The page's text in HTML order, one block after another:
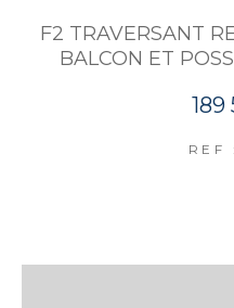
F2 TRAVERSANT
BALCON ET
REF